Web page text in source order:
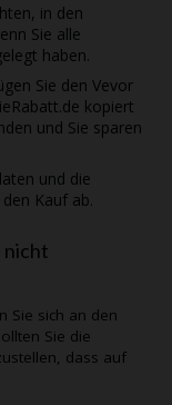
in den
Sie alle
haben.
Sie den Vevor
kopiert
und Sie sparen
und die
Kauf ab.
nicht
Sie sich an den
Sie die
dass auf